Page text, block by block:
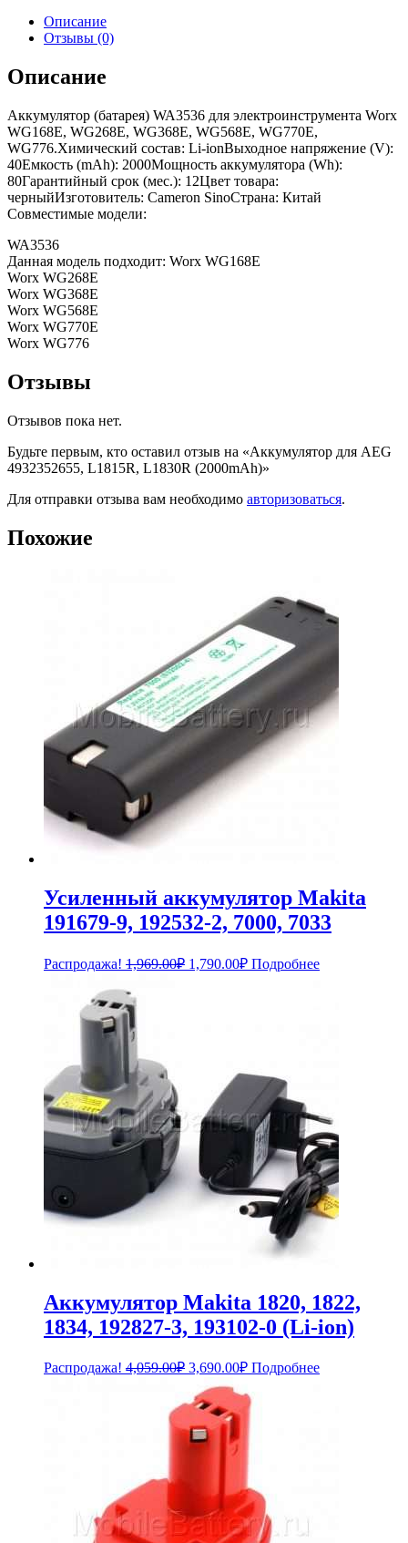
Описание
Отзывы (0)
Описание
Аккумулятор (батарея) WA3536 для электроинструмента Worx
WG168E, WG268E, WG368E, WG568E, WG770E,
WG776.Химический состав: Li-ionВыходное напряжение (V):
40Емкость (mAh): 2000Мощность аккумулятора (Wh):
80Гарантийный срок (мес.): 12Цвет товара:
черныйИзготовитель: Cameron SinoСтрана: Китай
Совместимые модели:
WA3536
Данная модель подходит: Worx WG168E
Worx WG268E
Worx WG368E
Worx WG568E
Worx WG770E
Worx WG776
Отзывы
Отзывов пока нет.
Будьте первым, кто оставил отзыв на «Аккумулятор для AEG
4932352655, L1815R, L1830R (2000mAh)»
Для отправки отзыва вам необходимо авторизоваться.
Похожие
Усиленный аккумулятор Makita
191679-9, 192532-2, 7000, 7033
Распродажа! 1,969.00₽ Первоначальная
1,790.00₽Текущая
цена:
Подробнее
Аккумулятор Makita 1820, 1822,
1834, 192827-3, 193102-0 (Li-ion)
Распродажа! 4,059.00₽ Первоначальная
составляла
4,059.00₽.
3,690.00₽Текущая
3,690.00₽.
Подробнее